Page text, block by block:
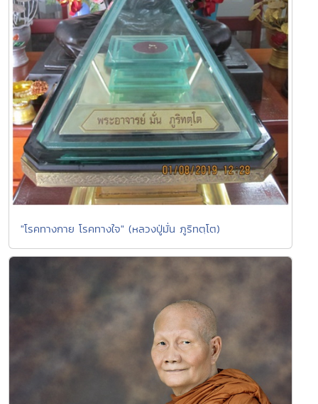
"โรคทางกาย โรคทางใจ" (หลวงปู่มั่น ภูริทตฺโต)